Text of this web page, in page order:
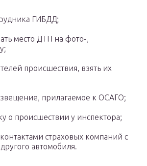
ГИБДД;
место ДТП на фото-,
происшествия, взять их
прилагаемое к ОСАГО;
о происшествии у инспектора;
страховых компаний с
автомобиля.